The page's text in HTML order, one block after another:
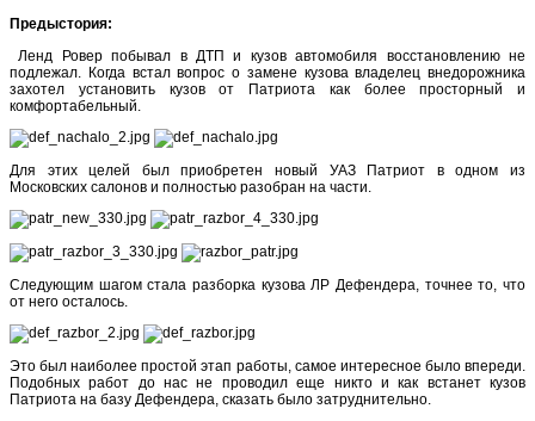
Предыстория:
Ленд Ровер побывал в ДТП и кузов автомобиля восстановлению не
подлежал. Когда встал вопрос о замене кузова владелец внедорожника
захотел установить кузов от Патриота как более просторный и
комфортабельный.
Для этих целей был приобретен новый УАЗ Патриот в одном из
Московских салонов и полностью разобран на части.
Следующим шагом стала разборка кузова ЛР Дефендера, точнее то, что
от него осталось.
Это был наиболее простой этап работы, самое интересное было впереди.
Подобных работ до нас не проводил еще никто и как встанет кузов
Патриота на базу Дефендера, сказать было затруднительно.